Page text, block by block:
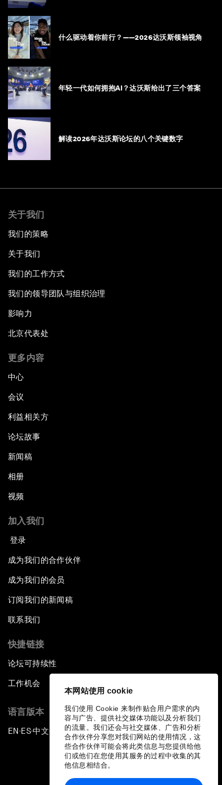
本网站使用 cookie
我们使用 Cookie 来制作贴合用户需求的内
容与广告、提供社交媒体功能以及分析我们
的流量。我们还会与社交媒体、广告和分析
合作伙伴分享您对我们网站的使用情况，这
些合作伙伴可能会将此类信息与您提供给他
们或他们在您使用其服务的过程中收集的其
他信息相结合。
什么驱动着你前行？——2026达沃斯领袖视角
年轻一代如何拥抱AI？达沃斯给出了三个答案
解读2026年达沃斯论坛的八个关键数字
关于我们
我们的策略
关于我们
我们的工作方式
我们的领导团队与组织治理
影响力
北京代表处
更多内容
中心
会议
利益相关方
论坛故事
新闻稿
相册
视频
加入我们
登录
成为我们的合作伙伴
成为我们的会员
订阅我们的新闻稿
联系我们
快捷链接
论坛可持续性
工作机会
语言版本
EN ▪ES▪中文▪ 日本語